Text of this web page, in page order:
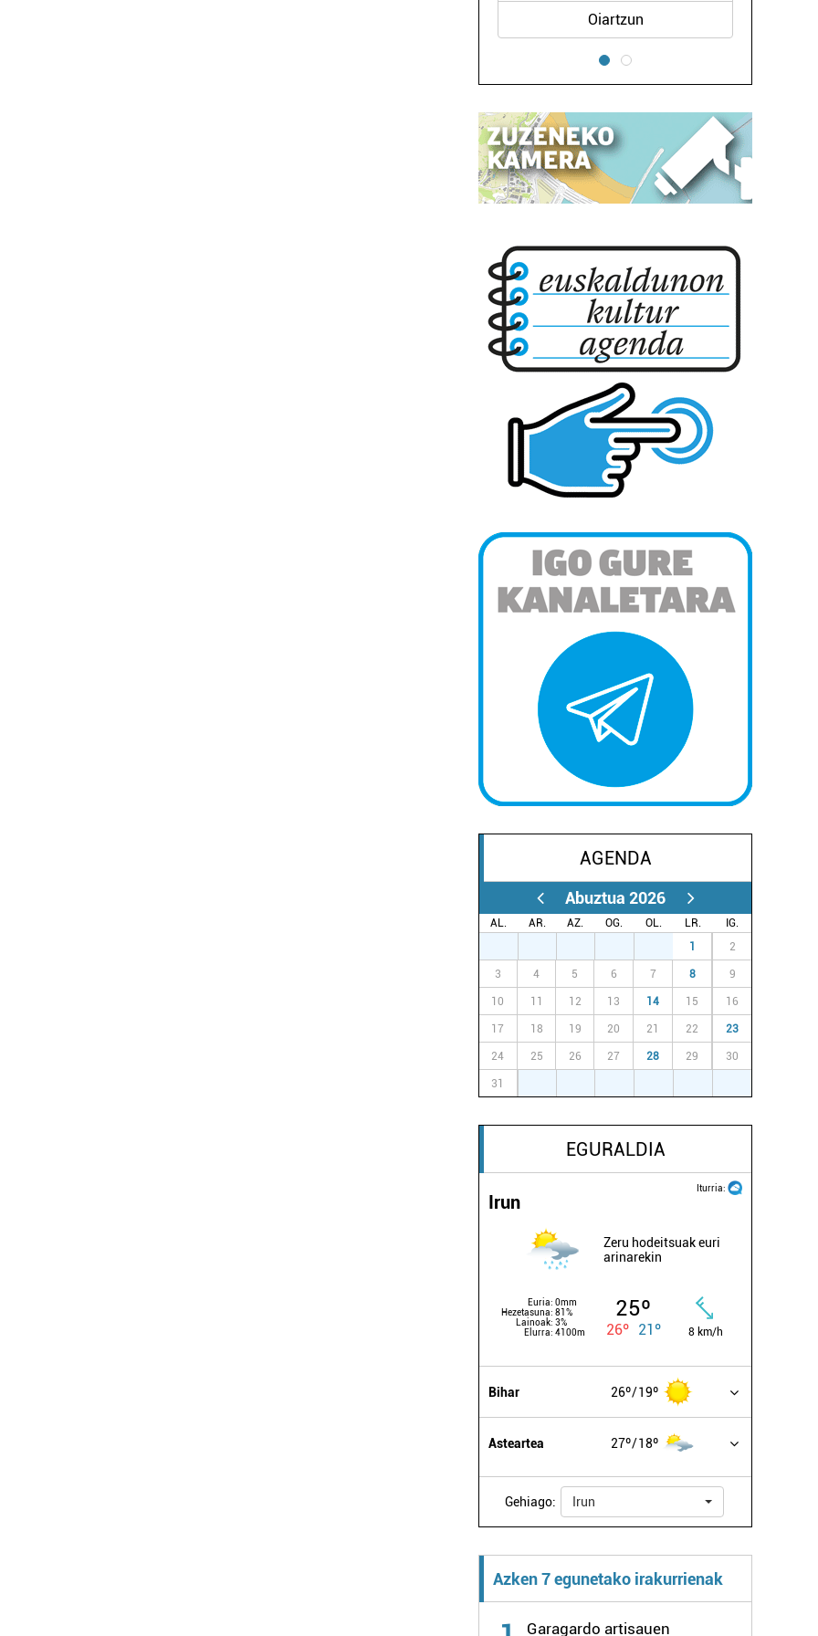
Oiartzun
AGENDA
Abuztua 2026
AL. AR. AZ. OG. OL. LR.
IG.
1 2
3 4 5 6 7 8 9
10 11 12 13 14 15 16
17 18 19 20 21 22 23
24 25 26 27 28 29 30
31
EGURALDIA
Iturria:
Irun
Zeru hodeitsuak euri
arinarekin
Euria: 0mm
Hezetasuna: 81%
Lainoak: 3%
Elurra: 4100m
25º
26º 21º 8 km/h
Bihar 26º 19º
Asteartea 27º 18º
Gehiago: Irun
Azken 7 egunetako irakurrienak
Garagardo artisauen